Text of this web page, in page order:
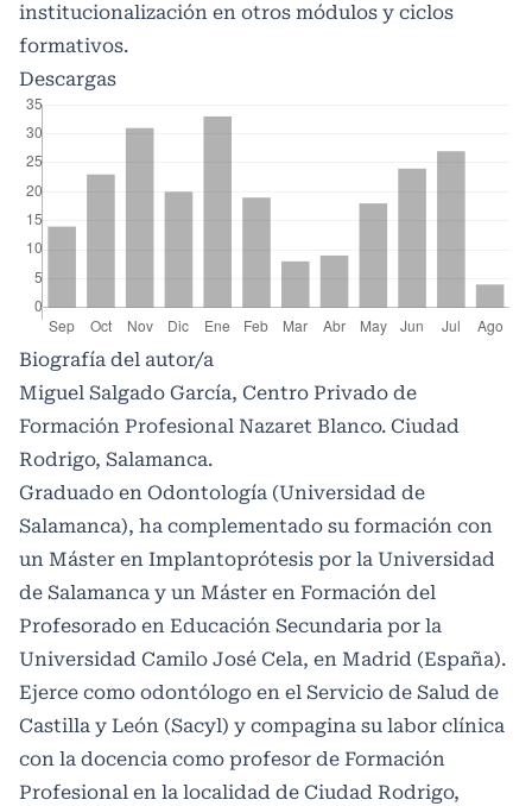
institucionalización en otros módulos y ciclos
formativos.
Descargas
Biografía del autor/a
Miguel Salgado García, Centro Privado de
Formación Profesional Nazaret Blanco. Ciudad
Rodrigo, Salamanca.
Graduado en Odontología (Universidad de
Salamanca), ha complementado su formación con
un Máster en Implantoprótesis por la Universidad
de Salamanca y un Máster en Formación del
Profesorado en Educación Secundaria por la
Universidad Camilo José Cela, en Madrid (España).
Ejerce como odontólogo en el Servicio de Salud de
Castilla y León (Sacyl) y compagina su labor clínica
con la docencia como profesor de Formación
Profesional en la localidad de Ciudad Rodrigo,